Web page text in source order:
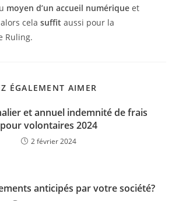
moyen d’un accueil numériqueet
cela suffit aussi pour la
Ruling.
ÉGALEMENT AIMER
et annuel indemnité de frais
pour volontaires 2024
2 février 2024
anticipés par votre société?